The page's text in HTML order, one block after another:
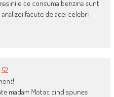
ce consuma benzina sunt
facute de acei celebri
madam Motoc cind spunea